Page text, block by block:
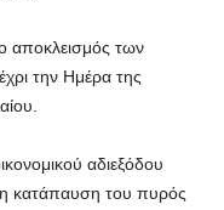
αποκλεισμός των
την Ημέρα της
αδιεξόδου
η κατάπαυση του πυρός